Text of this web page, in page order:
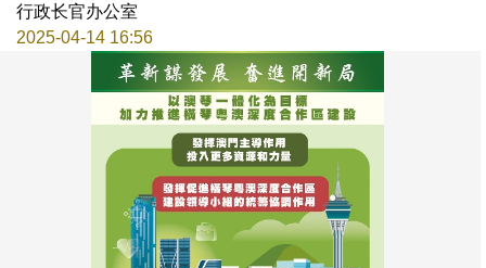
行政长官办公室
2025-04-14 16:56